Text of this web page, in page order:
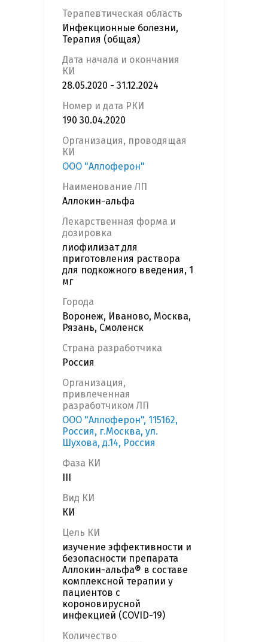
Терапевтическая область
Инфекционные болезни,
Терапия (общая)
Дата начала и окончания
КИ
28.05.2020 - 31.12.2024
Номер и дата РКИ
190 30.04.2020
Организация, проводящая
КИ
ООО "Аллоферон"
Наименование ЛП
Аллокин-альфа
Лекарственная форма и
дозировка
лиофилизат для
приготовления раствора
для подкожного введения, 1
мг
Города
Воронеж, Иваново, Москва,
Рязань, Смоленск
Страна разработчика
Россия
Организация,
привлеченная
разработчиком ЛП
ООО "Аллоферон", 115162,
Россия, г.Москва, ул.
Шухова, д.14, Россия
Фаза КИ
Вид КИ
КИ
Цель КИ
изучение эффективности и
безопасности препарата
Аллокин-альфа® в составе
комплексной терапии у
пациентов с
короновирусной
инфекцией (COVID-19)
Количество